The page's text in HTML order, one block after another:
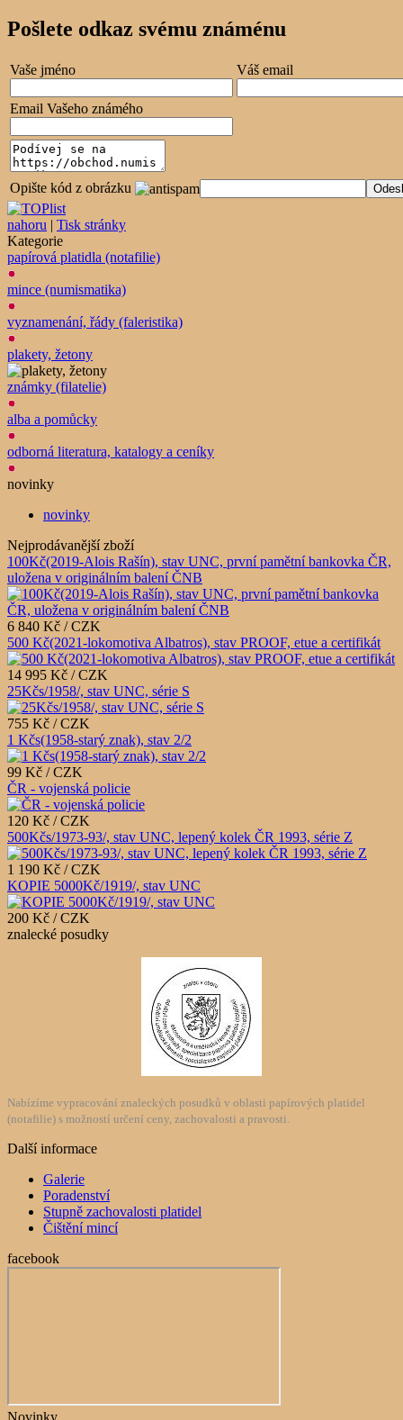
Pošlete odkaz svému známénu
Vaše jméno Váš email
Email Vašeho známého
Opište kód z obrázku
nahoru | Tisk stránky
Kategorie
papírová platidla (notafilie)
mince (numismatika)
vyznamenání, řády (faleristika)
plakety, žetony
známky (filatelie)
alba a pomůcky
odborná literatura, katalogy a ceníky
novinky
novinky
Nejprodávanější zboží
100Kč(2019-Alois Rašín), stav UNC, první pamětní bankovka ČR,
uložena v originálním balení ČNB
6 840 Kč / CZK
500 Kč(2021-lokomotiva Albatros), stav PROOF, etue a certifikát
14 995 Kč / CZK
25Kčs/1958/, stav UNC, série S
755 Kč / CZK
1 Kčs(1958-starý znak), stav 2/2
99 Kč / CZK
ČR - vojenská policie
120 Kč / CZK
500Kčs/1973-93/, stav UNC, lepený kolek ČR 1993, série Z
1 190 Kč / CZK
KOPIE 5000Kč/1919/, stav UNC
200 Kč / CZK
znalecké posudky
Nabízíme vypracování znaleckých posudků v oblasti papírových platidel
(notafilie) s možností určení ceny, zachovalosti a pravosti.
Další informace
Galerie
Poradenství
Stupně zachovalosti platidel
Čištění mincí
facebook
Novinky